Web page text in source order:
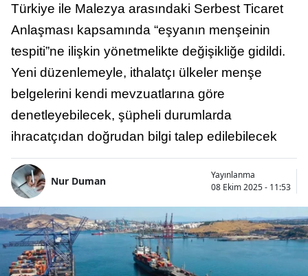
Türkiye ile Malezya arasındaki Serbest Ticaret
Anlaşması kapsamında “eşyanın menşeinin
tespiti”ne ilişkin yönetmelikte değişikliğe gidildi.
Yeni düzenlemeyle, ithalatçı ülkeler menşe
belgelerini kendi mevzuatlarına göre
denetleyebilecek, şüpheli durumlarda
ihracatçıdan doğrudan bilgi talep edilebilecek
Nur Duman
Yayınlanma
08 Ekim 2025 - 11:53